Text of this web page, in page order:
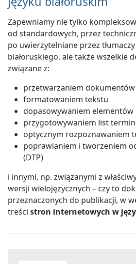
Zapewniamy nie tylko
od standardowych, przez
po uwierzytelniane przez
białoruskiego, ale także wszelkie
związane z:
przetwarzaniem dokumentów
formatowaniem tekstu
dopasowywaniem elementów
przygotowywaniem list
optycznym rozpoznawaniem
poprawianiem i tworzeniem
(DTP)
i innymi, np. związanymi z
wersji wielojęzycznych – czy to
przeznaczonych do publikacji, w
treści stron internetowych w